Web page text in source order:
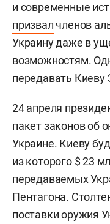
и современные
призвал членов
Украину даже в
возможностям.
передавать Киеву
24 апреля
пакет законов об
Украине. Киеву
из которого $ 23
передаваемых
Пентагона.
поставки оружия